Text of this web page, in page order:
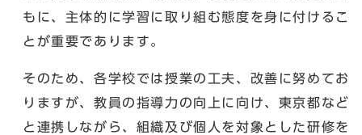
もに、主体的に学習に取り組む態度を身に付けるこ
とが重要であります。
そのため、各学校では授業の工夫、改善に努めてお
りますが、教員の指導力の向上に向け、東京都など
と連携しながら、組織及び個人を対象とした研修を